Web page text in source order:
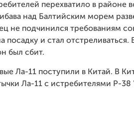
перехватило в районе
над Балтийским морем
не подчинился требованиям
посадку и стал отстреливаться.
был сбит.
Ла-11 поступили в Китай. В
Ла-11 с истребителями Р-38